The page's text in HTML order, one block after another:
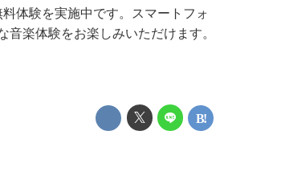
体験を実施中です。スマートフォ
楽体験をお楽しみいただけます。